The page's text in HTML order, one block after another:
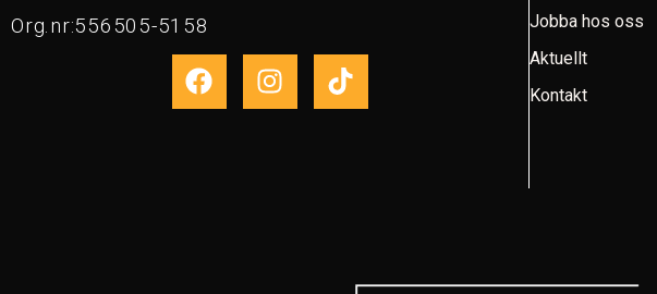
Org.nr:556505-5158
Jobba hos oss
Aktuellt
Kontakt